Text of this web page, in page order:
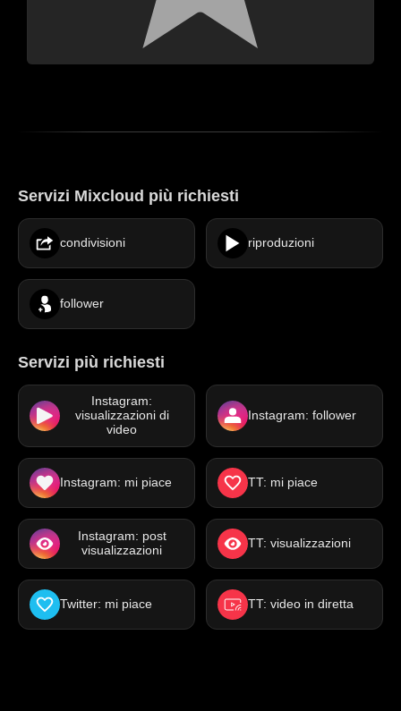
Servizi Mixcloud più richiesti
condivisioni riproduzioni
follower
Servizi più richiesti
Instagram:
visualizzazioni di
video
Instagram: follower
Instagram: mi piace TT: mi piace
Instagram: post
visualizzazioni
TT: visualizzazioni
Twitter: mi piace TT: video in diretta